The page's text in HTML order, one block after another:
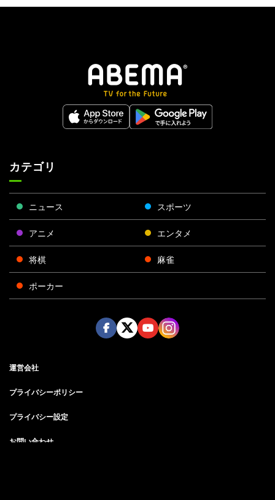
カテゴリ
ニュース スポーツ
アニメ エンタメ
将棋 麻雀
ポーカー
運営会社
プライバシーポリシー
プライバシー設定
お問い合わせ